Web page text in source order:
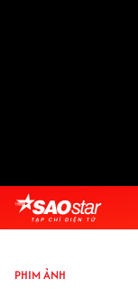
PHIM ẢNH